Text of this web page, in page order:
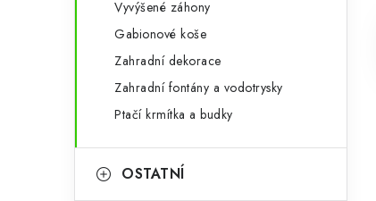
Vyvýšené záhony
Gabionové koše
Zahradní dekorace
Zahradní fontány a vodotrysky
Ptačí krmítka a budky
OSTATNÍ